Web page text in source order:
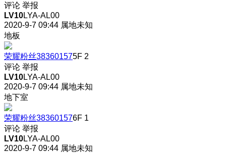
评论 举报
LV10LYA-AL00
2020-9-7 09:44 属地未知
地板
荣耀粉丝383601575F 2
评论 举报
LV10LYA-AL00
2020-9-7 09:44 属地未知
地下室
荣耀粉丝383601576F 1
评论 举报
LV10LYA-AL00
2020-9-7 09:44 属地未知